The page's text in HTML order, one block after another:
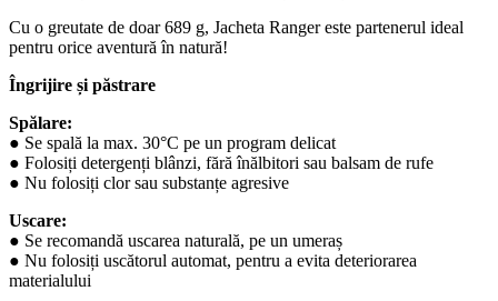
Cu o greutate de doar 689 g, Jacheta Ranger este partenerul ideal
pentru orice aventură în natură!
Îngrijire și păstrare
Spălare:
● Se spală la max. 30°C pe un program delicat
● Folosiți detergenți blânzi, fără înălbitori sau balsam de rufe
● Nu folosiți clor sau substanțe agresive
Uscare:
● Se recomandă uscarea naturală, pe un umeraș
● Nu folosiți uscătorul automat, pentru a evita deteriorarea
materialului